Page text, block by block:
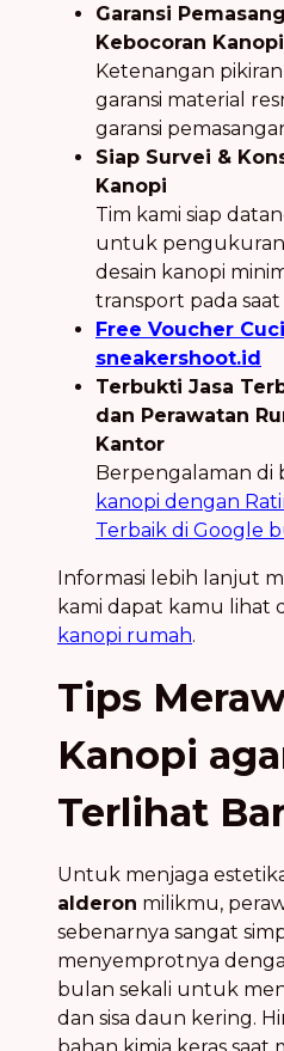
Garansi
Kebocoran
Ketenangan
garansi material
garansi
Siap Survei &
Kanopi
Tim kami siap
untuk
desain kanopi
transport pada
Free Voucher
sneakershoot.id
Terbukti Jasa
dan Perawatan
Kantor
Berpengalaman di
kanopi dengan
Terbaik di Google
Informasi lebih lanjut
kami dapat kamu lihat
kanopi rumah.
Tips
Kanopi
Terlihat
Untuk menjaga
alderon milikmu,
sebenarnya sangat
menyemprotnya
bulan sekali untuk
dan sisa daun kering.
bahan kimia keras saat